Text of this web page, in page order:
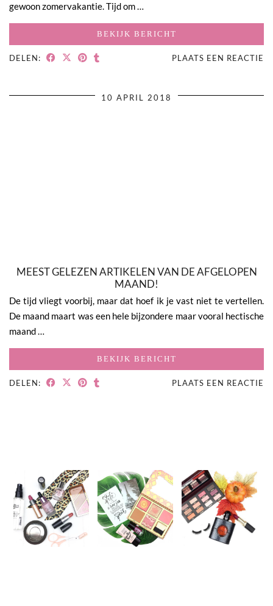
gewoon zomervakantie. Tijd om …
BEKIJK BERICHT
DELEN: PLAATS EEN REACTIE
10 APRIL 2018
MEEST GELEZEN ARTIKELEN VAN DE AFGELOPEN
MAAND!
De tijd vliegt voorbij, maar dat hoef ik je vast niet te vertellen.
De maand maart was een hele bijzondere maar vooral hectische
maand …
BEKIJK BERICHT
DELEN: PLAATS EEN REACTIE